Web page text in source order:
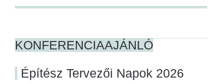
KONFERENCIAAJÁNLÓ
Építész Tervezői Napok 2026